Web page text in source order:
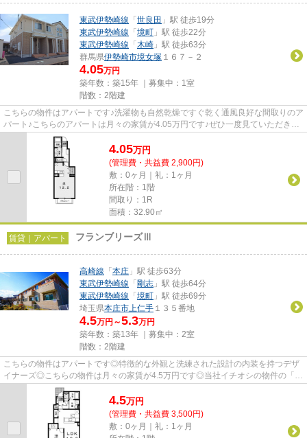
東武伊勢崎線 「 世良田 」駅 徒歩19分
東武伊勢崎線 「 境町 」駅 徒歩22分
東武伊勢崎線 「 木崎 」駅 徒歩63分
群馬県伊勢崎市境女塚 １６７－２
4.05万円
築年数：築15年 ｜募集中： 1室
階数：2階建
こちらの物件はアパートです♪洗濯物も自然乾燥ですぐ乾く通風良好な間取りのア
パート♪こちらのアパートは月々の家賃が4.05万円です♪ぜひ一度見ていただきた
い、「カルムメゾンA」です♪...
4.05万円
(管理費・共益費 2,900円)
敷：0ヶ月｜礼：1ヶ月
所在階：1階
間取り：1R
面積：32.90㎡
賃貸｜アパート フランブリーズⅢ
高崎線 「 本庄 」駅 徒歩63分
東武伊勢崎線 「 剛志 」駅 徒歩64分
東武伊勢崎線 「 境町 」駅 徒歩69分
埼玉県本庄市上仁手 １３５番地
4.5万円～5.3万円
築年数：築13年 ｜募集中： 2室
階数：2階建
こちらの物件はアパートです◎特徴的な外観と洗練された設計の内装を持つデザ
イナーズ◎こちらの物件は月々の家賃が4.5万円です◎当社イチオシの物件の「フ
ランブリーズⅢ」◎ぜひ一度ご覧...
4.5万円
(管理費・共益費 3,500円)
敷：0ヶ月｜礼：1ヶ月